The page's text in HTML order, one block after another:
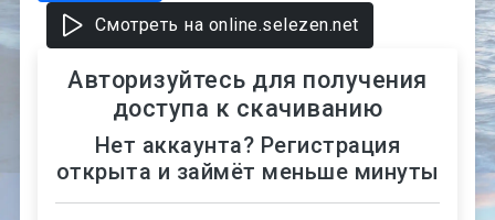
Смотреть на online.selezen.net
Авторизуйтесь для получения
доступа к скачиванию
Нет аккаунта? Регистрация
открыта и займёт меньше минуты